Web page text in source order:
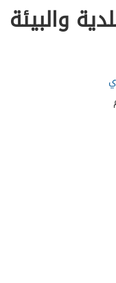
والبيئة